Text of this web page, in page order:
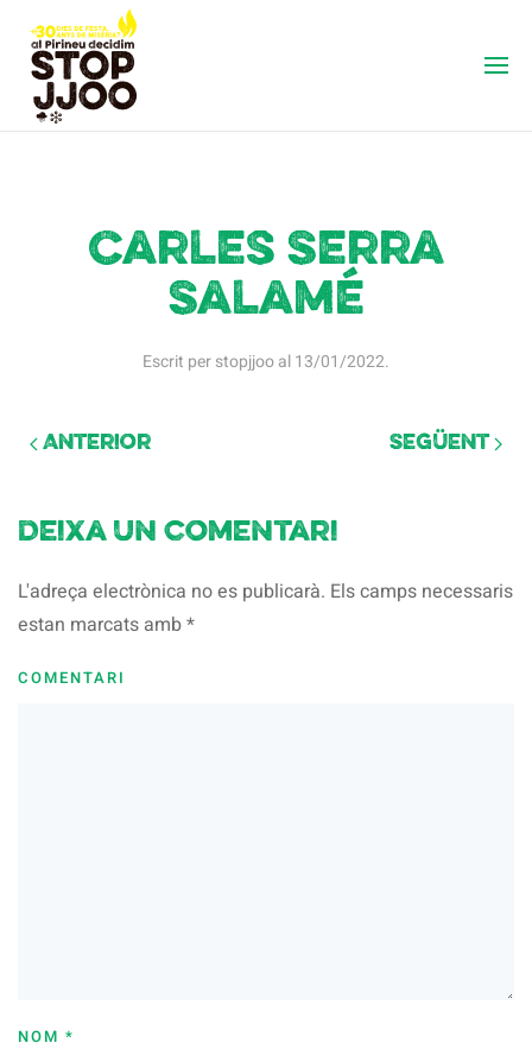
Carles Serra
Salamé
Escrit perstopjjooal13/01/2022.
Anterior Següent
Deixa un comentari
L'adreça electrònica no es publicarà. Els camps necessaris
estan marcats amb*
COMENTARI
NOM *